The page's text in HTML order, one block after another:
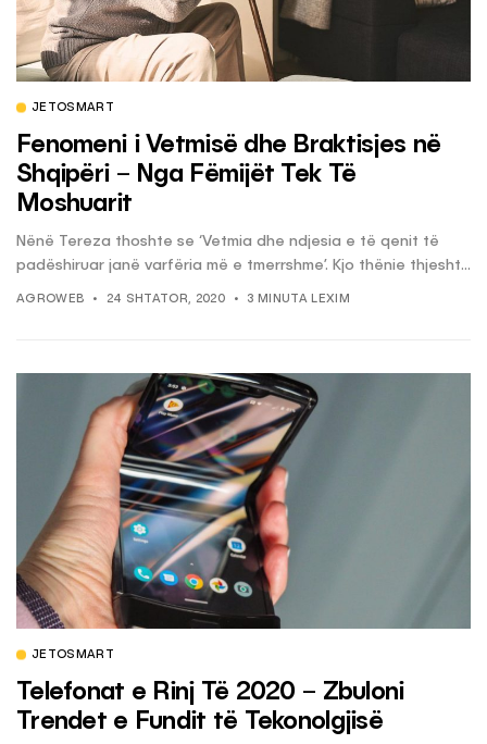
JETOSMART
Fenomeni i Vetmisë dhe Braktisjes në
Shqipëri – Nga Fëmijët Tek Të
Moshuarit
Nënë Tereza thoshte se ‘Vetmia dhe ndjesia e të qenit të
padëshiruar janë varfëria më e tmerrshme’. Kjo thënie thjesht...
AGROWEB 24 SHTATOR, 2020 3 MINUTA LEXIM
JETOSMART
Telefonat e Rinj Të 2020 – Zbuloni
Trendet e Fundit të Tekonolgjisë